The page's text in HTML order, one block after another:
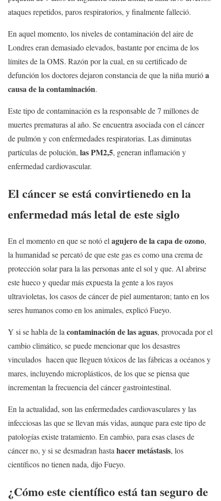
ataques repetidos, paros respiratorios, y finalmente falleció.
En aquel momento, los niveles de contaminación del aire de
Londres eran demasiado elevados, bastante por encima de los
límites de la OMS. Razón por la cual, en su certificado de
defunción los doctores dejaron constancia de que la niña murióa
causa de la contaminación.
Este tipo de contaminación es la responsable de 7 millones de
muertes prematuras al año. Se encuentra asociada con el cáncer
de pulmón y con enfermedades respiratorias. Las diminutas
partículas de polución, las PM2,5, generan inflamación y
enfermedad cardiovascular.
El cáncer se está convirtienedo en la
enfermedad más letal de este siglo
En el momento en que se notó elagujero de la capa de ozono,
la humanidad se percató de que este gas es como una crema de
protección solar para la las personas ante el sol y que. Al abrirse
este hueco y quedar más expuesta la gente a los rayos
ultravioletas, los casos de cáncer de piel aumentaron; tanto en los
seres humanos como en los animales, explicó Fueyo.
Y si se habla de lacontaminación de las aguas, provocada por el
cambio climático, se puede mencionar que los desastres
vinculados hacen que lleguen tóxicos de las fábricas a océanos y
mares, incluyendo microplásticos, de los que se piensa que
incrementan la frecuencia del cáncer gastrointestinal.
En la actualidad, son las enfermedades cardiovasculares y las
infecciosas las que se llevan más vidas, aunque para este tipo de
patologías existe tratamiento. En cambio, para esas clases de
cáncer no, y si se desmadran hastahacer metástasis, los
científicos no tienen nada, dijo Fueyo.
¿Cómo este científico está tan seguro de